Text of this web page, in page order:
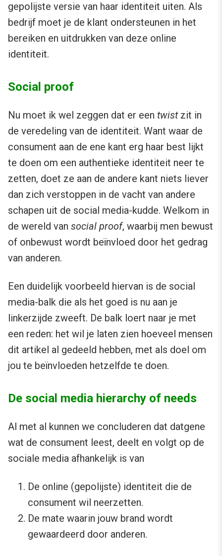
gepolijste versie van haar identiteit uiten. Als
bedrijf moet je de klant ondersteunen in het
bereiken en uitdrukken van deze online
identiteit.
Social proof
Nu moet ik wel zeggen dat er een twistzit in
de veredeling van de identiteit. Want waar de
consument aan de ene kant erg haar best lijkt
te doen om een authentieke identiteit neer te
zetten, doet ze aan de andere kant niets liever
dan zich verstoppen in de vacht van andere
schapen uit de social media-kudde. Welkom in
de wereld van social proof, waarbij men bewust
of onbewust wordt beïnvloed door het gedrag
van anderen.
Een duidelijk voorbeeld hiervan is de social
media-balk die als het goed is nu aan je
linkerzijde zweeft. De balk loert naar je met
een reden: het wil je laten zien hoeveel mensen
dit artikel al gedeeld hebben, met als doel om
jou te beïnvloeden hetzelfde te doen.
De social media hierarchy of needs
Al met al kunnen we concluderen dat datgene
wat de consument leest, deelt en volgt op de
sociale media afhankelijk is van
De online (gepolijste) identiteit die de
consument wil neerzetten.
De mate waarin jouw brand wordt
gewaardeerd door anderen.